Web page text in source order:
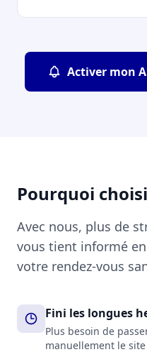
Activer mon
Pourquoi
Avec nous, plus de
vous tient informé
votre rendez-vous
Fini les longues
Plus besoin de
manuellement le